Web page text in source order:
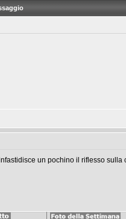
un pochino il riflesso